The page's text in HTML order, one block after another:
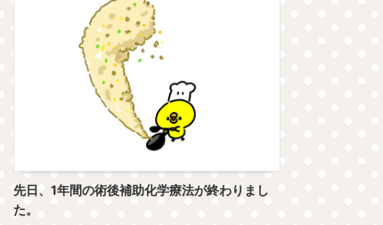
先日、1年間の術後補助化学療法が終わりまし
た。